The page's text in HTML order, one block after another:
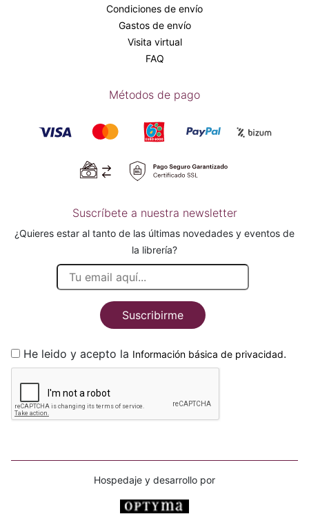
Condiciones de envío
Gastos de envío
Visita virtual
FAQ
Métodos de pago
Suscríbete a nuestra newsletter
¿Quieres estar al tanto de las últimas novedades y eventos de
la librería?
Suscribirme
He leido y acepto la Información básica de privacidad.
Hospedaje y desarrollo por